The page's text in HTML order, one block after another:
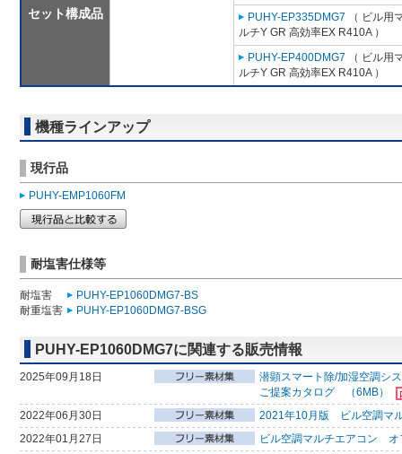
セット構成品
PUHY-EP335DMG7 （ ビル用
ルチY GR 高効率EX R410A ）
PUHY-EP400DMG7 （ ビル用
ルチY GR 高効率EX R410A ）
機種ラインアップ
現行品
PUHY-EMP1060FM
耐塩害仕様等
耐塩害
PUHY-EP1060DMG7-BS
耐重塩害
PUHY-EP1060DMG7-BSG
PUHY-EP1060DMG7に関連する販売情報
2025年09月18日
潜顕スマート除/加湿空調シ
ご提案カタログ （6MB）
2022年06月30日
2021年10月版 ビル空調マ
2022年01月27日
ビル空調マルチエアコン